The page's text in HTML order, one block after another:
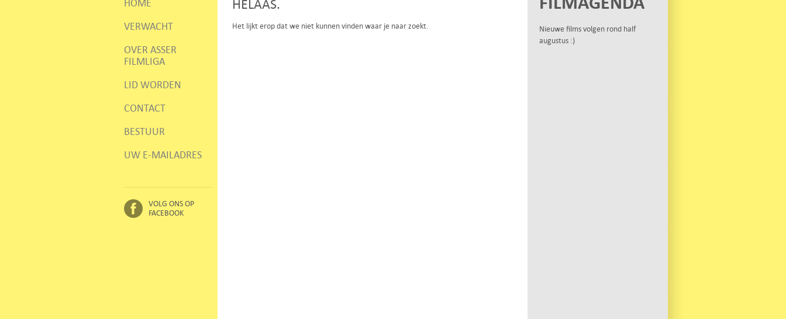
HOME
VERWACHT
OVER ASSER
FILMLIGA
LID WORDEN
CONTACT
BESTUUR
UW E-MAILADRES
VOLG ONS OP
FACEBOOK
HELAAS.
Het lijkt erop dat we niet kunnen vinden waar je naar zoekt.
Nieuwe films volgen rond half
augustus :)